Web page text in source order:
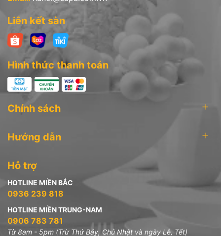
Liên kết sàn
Hình thức thanh toán
Chính sách
Hướng dẫn
Hỗ trợ
HOTLINE MIỀN BẮC
0936 239 818
HOTLINE MIỀN TRUNG-NAM
0906 783 781
Từ 8am - 5pm (Trừ Thứ Bảy, Chủ Nhật và ngày Lễ, Tết)